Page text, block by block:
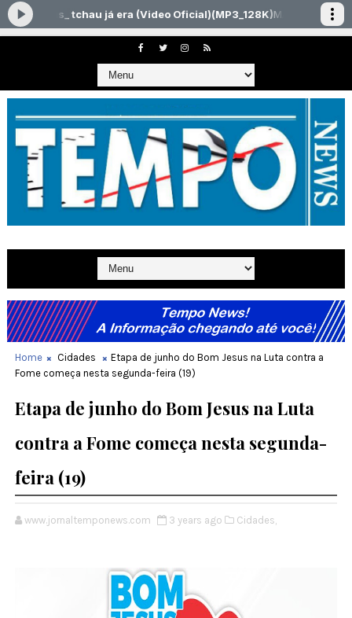
Home Cidades
Etapa de junho do Bom Jesus na Luta contra a
Fome começa nesta segunda-feira (19)
Etapa de junho do Bom Jesus na Luta
contra a Fome começa nesta segunda-
feira (19)
www.jornaltemponews.com 3 years ago Cidades,